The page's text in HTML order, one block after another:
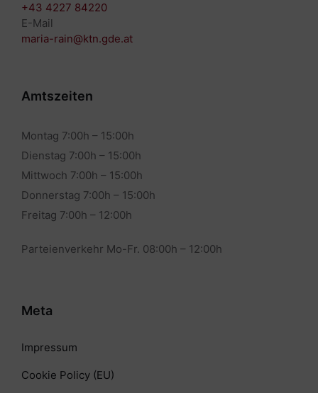
+43 4227 84220
E-Mail
maria-rain@ktn.gde.at
Amtszeiten
Montag 7:00h – 15:00h
Dienstag 7:00h – 15:00h
Mittwoch 7:00h – 15:00h
Donnerstag 7:00h – 15:00h
Freitag 7:00h – 12:00h
Parteienverkehr Mo-Fr. 08:00h – 12:00h
Meta
Impressum
Cookie Policy (EU)